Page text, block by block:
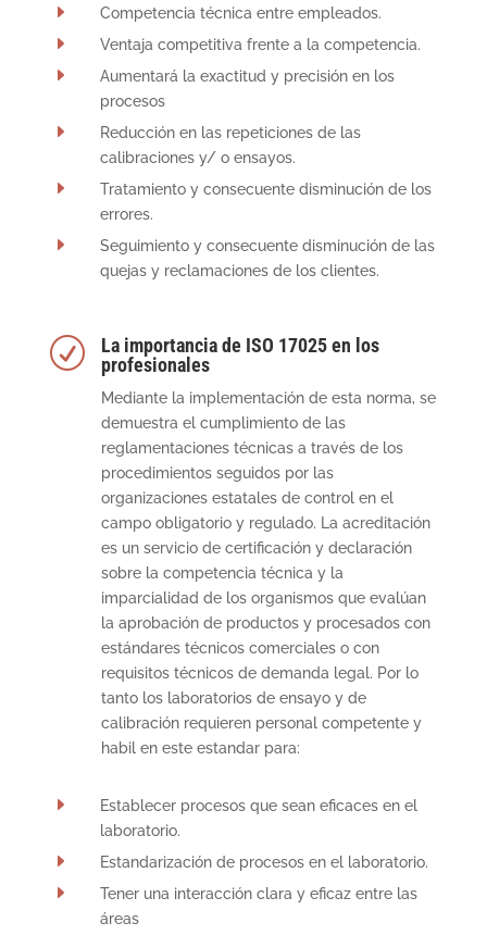
E Competencia técnica entre empleados.
E Ventaja competitiva frente a la competencia.
E
Aumentará la exactitud y precisión en los
procesos
E
Reducción en las repeticiones de las
calibraciones y/ o ensayos.
E
Tratamiento y consecuente disminución de los
errores.
E
Seguimiento y consecuente disminución de las
quejas y reclamaciones de los clientes.
R
La importancia de ISO 17025 en los
profesionales
Mediante la implementación de esta norma, se
demuestra el cumplimiento de las
reglamentaciones técnicas a través de los
procedimientos seguidos por las
organizaciones estatales de control en el
campo obligatorio y regulado. La acreditación
es un servicio de certificación y declaración
sobre la competencia técnica y la
imparcialidad de los organismos que evalúan
la aprobación de productos y procesados ​​con
estándares técnicos comerciales o con
requisitos técnicos de demanda legal. Por lo
tanto los laboratorios de ensayo y de
calibración requieren personal competente y
habil en este estandar para:
E
Establecer procesos que sean eficaces en el
laboratorio.
E Estandarización de procesos en el laboratorio.
E
Tener una interacción clara y eficaz entre las
áreas